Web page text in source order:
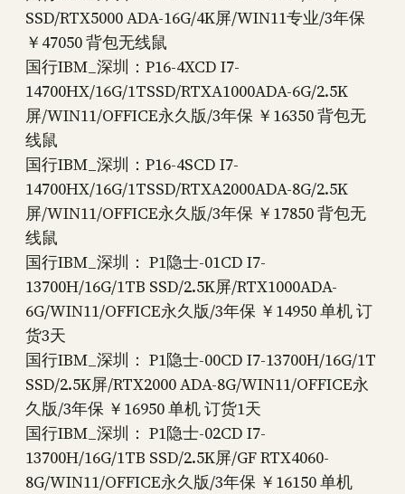
SSD/RTX5000 ADA-16G/4K屏/WIN11专业/3年保
￥47050 背包无线鼠
国行IBM_深圳：P16-4XCD I7-
14700HX/16G/1TSSD/RTXA1000ADA-6G/2.5K
屏/WIN11/OFFICE永久版/3年保 ￥16350 背包无
线鼠
国行IBM_深圳：P16-4SCD I7-
14700HX/16G/1TSSD/RTXA2000ADA-8G/2.5K
屏/WIN11/OFFICE永久版/3年保 ￥17850 背包无
线鼠
国行IBM_深圳： P1隐士-01CD I7-
13700H/16G/1TB SSD/2.5K屏/RTX1000ADA-
6G/WIN11/OFFICE永久版/3年保 ￥14950 单机 订
货3天
国行IBM_深圳： P1隐士-00CD I7-13700H/16G/1T
SSD/2.5K屏/RTX2000 ADA-8G/WIN11/OFFICE永
久版/3年保 ￥16950 单机 订货1天
国行IBM_深圳： P1隐士-02CD I7-
13700H/16G/1TB SSD/2.5K屏/GF RTX4060-
8G/WIN11/OFFICE永久版/3年保 ￥16150 单机